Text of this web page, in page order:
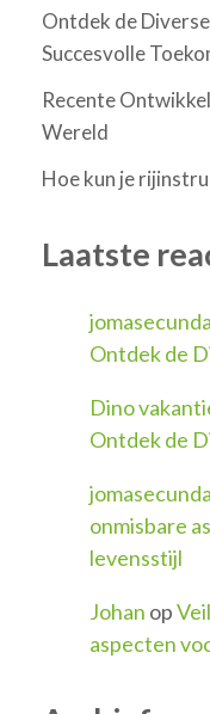
Ontdek de
Succesvolle
Recente
Wereld
Hoe kun je
Laatste
Ontdek de
Dino
Ontdek de
onmisbare
levensstijl
Johan op
aspecten